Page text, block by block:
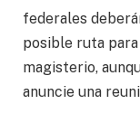
federales
posible ruta
magisterio,
anuncie una